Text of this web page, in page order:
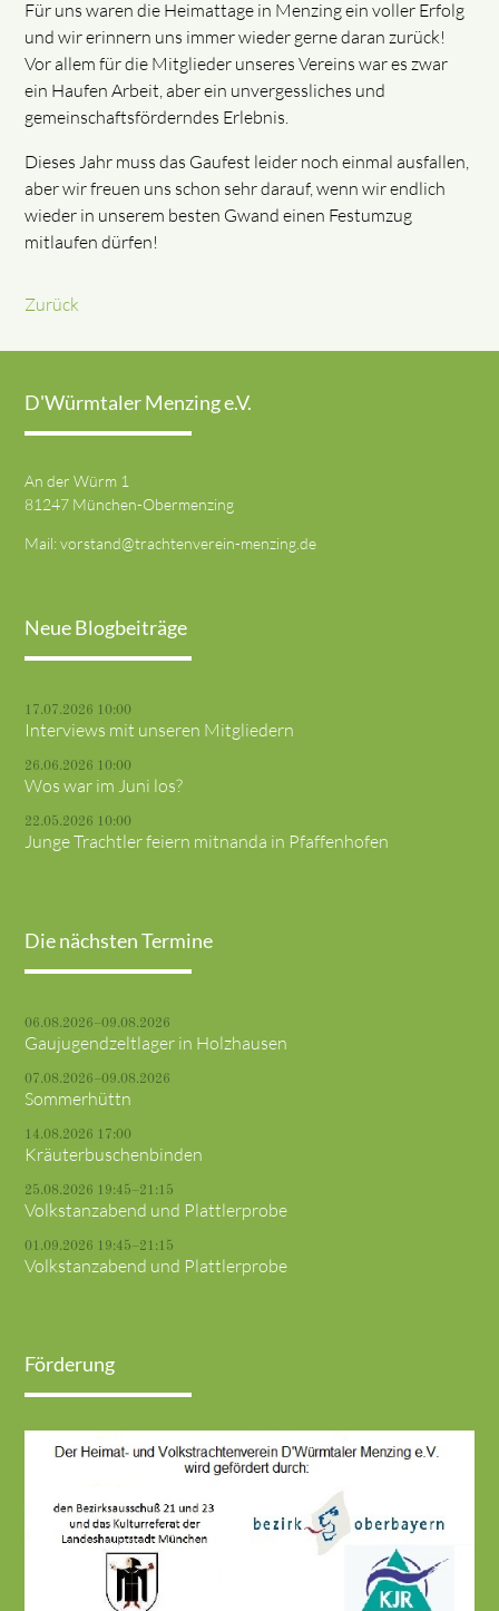
Für uns waren die Heimattage in Menzing ein voller Erfolg
und wir erinnern uns immer wieder gerne daran zurück!
Vor allem für die Mitglieder unseres Vereins war es zwar
ein Haufen Arbeit, aber ein unvergessliches und
gemeinschaftsförderndes Erlebnis.
Dieses Jahr muss das Gaufest leider noch einmal ausfallen,
aber wir freuen uns schon sehr darauf, wenn wir endlich
wieder in unserem besten Gwand einen Festumzug
mitlaufen dürfen!
Zurück
D'Würmtaler Menzing e.V.
An der Würm 1
81247 München-Obermenzing
Mail:vorstand@trachtenverein-menzing.de
Neue Blogbeiträge
17.07.2026 10:00
Interviews mit unseren Mitgliedern
26.06.2026 10:00
Wos war im Juni los?
22.05.2026 10:00
Junge Trachtler feiern mitnanda in Pfaffenhofen
Die nächsten Termine
06.08.2026–09.08.2026
Gaujugendzeltlager in Holzhausen
07.08.2026–09.08.2026
Sommerhüttn
14.08.2026 17:00
Kräuterbuschenbinden
25.08.2026 19:45–21:15
Volkstanzabend und Plattlerprobe
01.09.2026 19:45–21:15
Volkstanzabend und Plattlerprobe
Förderung